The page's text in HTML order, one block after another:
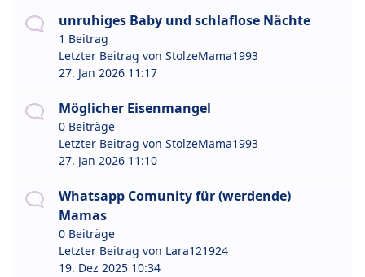
unruhiges Baby und schlaflose Nächte
1 Beitrag
Letzter Beitrag von StolzeMama1993
27. Jan 2026 11:17
Möglicher Eisenmangel
0 Beiträge
Letzter Beitrag von StolzeMama1993
27. Jan 2026 11:10
Whatsapp Comunity für (werdende)
Mamas
0 Beiträge
Letzter Beitrag von Lara121924
19. Dez 2025 10:34